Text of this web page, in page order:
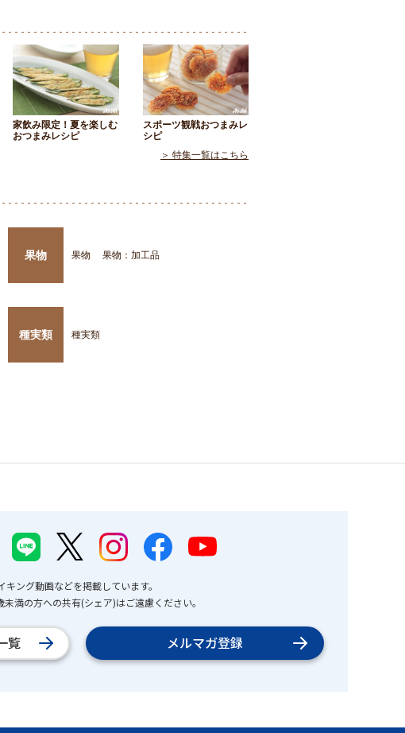
家飲み限定！夏を楽しむ
おつまみレシピ
スポーツ観戦おつまみレ
シピ
＞ 特集一覧はこちら
果物 果物 果物：加工品
種実類 種実類
ング動画などを掲載しています。
満の方への共有(シェア)はご遠慮ください。
覧 メルマガ登録